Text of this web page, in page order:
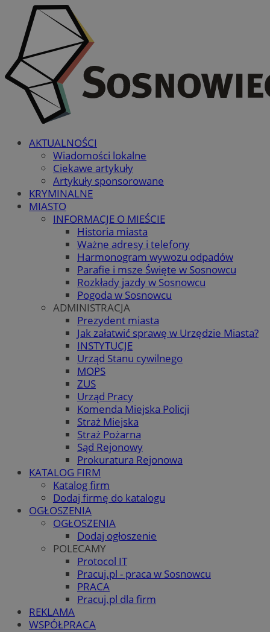
AKTUALNOŚCI
Wiadomości lokalne
Ciekawe artykuły
Artykuły sponsorowane
KRYMINALNE
MIASTO
INFORMACJE O MIEŚCIE
Historia miasta
Ważne adresy i telefony
Harmonogram wywozu odpadów
Parafie i msze Święte w Sosnowcu
Rozkłady jazdy w Sosnowcu
Pogoda w Sosnowcu
ADMINISTRACJA
Prezydent miasta
Jak załatwić sprawę w Urzędzie Miasta?
INSTYTUCJE
Urząd Stanu cywilnego
MOPS
ZUS
Urząd Pracy
Komenda Miejska Policji
Straż Miejska
Straż Pożarna
Sąd Rejonowy
Prokuratura Rejonowa
KATALOG FIRM
Katalog firm
Dodaj firmę do katalogu
OGŁOSZENIA
OGŁOSZENIA
Dodaj ogłoszenie
POLECAMY
Protocol IT
Pracuj.pl - praca w Sosnowcu
PRACA
Pracuj.pl dla firm
REKLAMA
WSPÓŁPRACA